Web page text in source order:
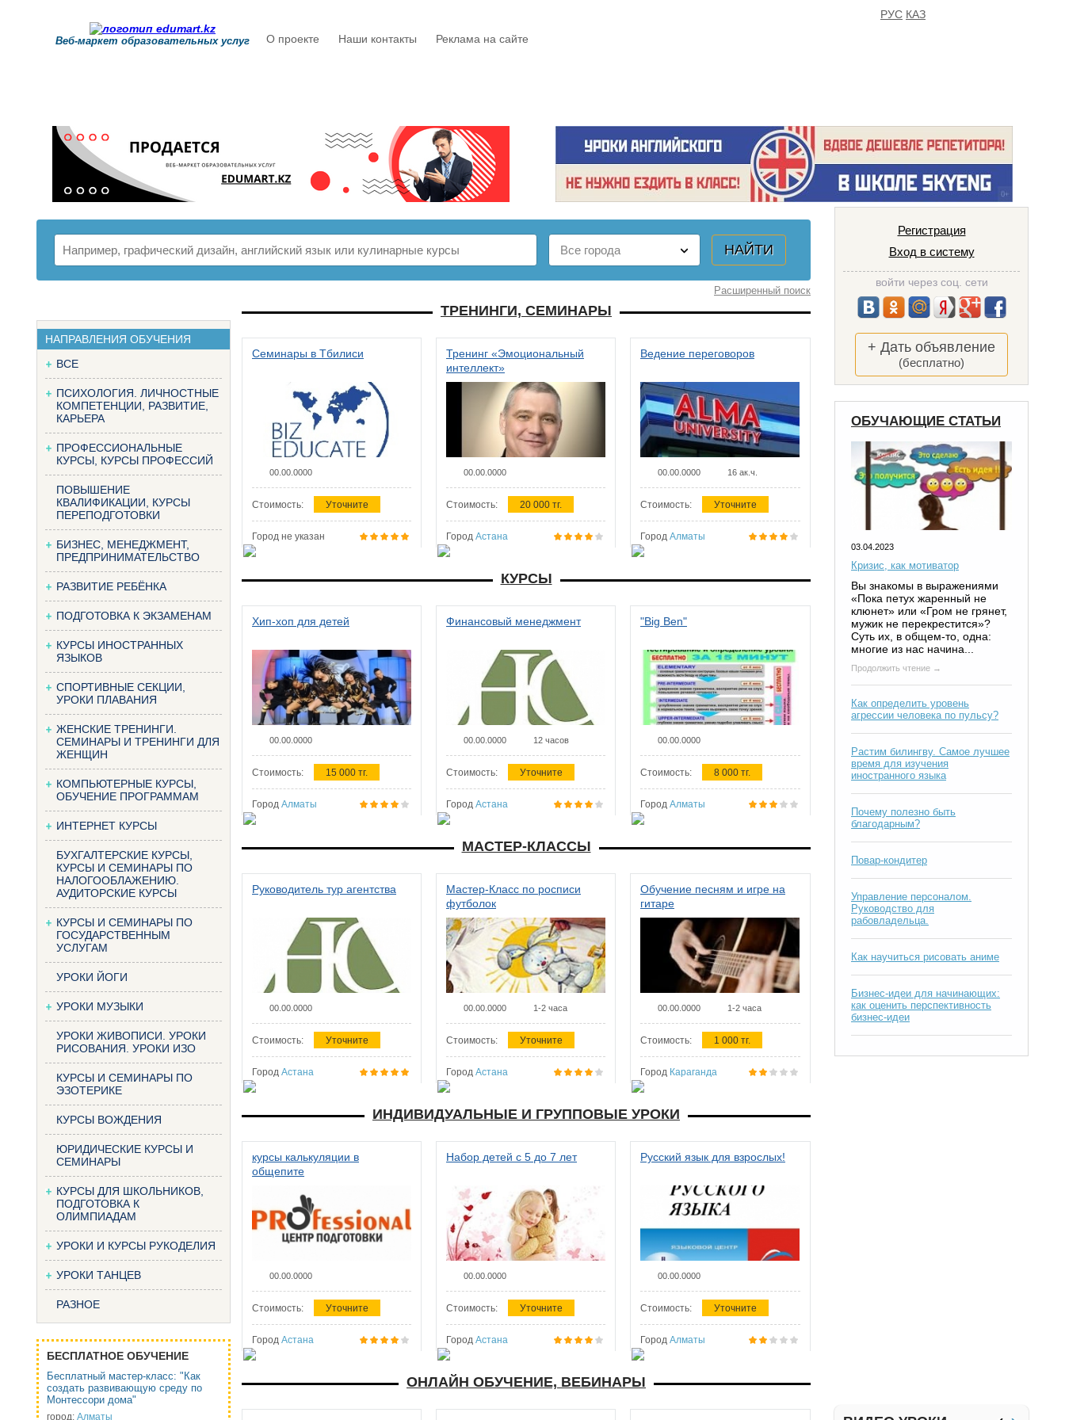
Веб-маркет образовательных услуг О проекте Наши контакты Реклама на сайте
РУС КАЗ
Расширенный поиск
НАПРАВЛЕНИЯ ОБУЧЕНИЯ
ВСЕ
ПСИХОЛОГИЯ. ЛИЧНОСТНЫЕ
КОМПЕТЕНЦИИ, РАЗВИТИЕ,
КАРЬЕРА
ПРОФЕССИОНАЛЬНЫЕ
КУРСЫ, КУРСЫ ПРОФЕССИЙ
ПОВЫШЕНИЕ
КВАЛИФИКАЦИИ, КУРСЫ
ПЕРЕПОДГОТОВКИ
БИЗНЕС, МЕНЕДЖМЕНТ,
ПРЕДПРИНИМАТЕЛЬСТВО
РАЗВИТИЕ РЕБЁНКА
ПОДГОТОВКА К ЭКЗАМЕНАМ
КУРСЫ ИНОСТРАННЫХ
ЯЗЫКОВ
СПОРТИВНЫЕ СЕКЦИИ,
УРОКИ ПЛАВАНИЯ
ЖЕНСКИЕ ТРЕНИНГИ.
СЕМИНАРЫ И ТРЕНИНГИ ДЛЯ
ЖЕНЩИН
КОМПЬЮТЕРНЫЕ КУРСЫ,
ОБУЧЕНИЕ ПРОГРАММАМ
ИНТЕРНЕТ КУРСЫ
БУХГАЛТЕРСКИЕ КУРСЫ,
КУРСЫ И СЕМИНАРЫ ПО
НАЛОГООБЛАЖЕНИЮ.
АУДИТОРСКИЕ КУРСЫ
КУРСЫ И СЕМИНАРЫ ПО
ГОСУДАРСТВЕННЫМ
УСЛУГАМ
УРОКИ ЙОГИ
УРОКИ МУЗЫКИ
УРОКИ ЖИВОПИСИ. УРОКИ
РИСОВАНИЯ. УРОКИ ИЗО
КУРСЫ И СЕМИНАРЫ ПО
ЭЗОТЕРИКЕ
КУРСЫ ВОЖДЕНИЯ
ЮРИДИЧЕСКИЕ КУРСЫ И
СЕМИНАРЫ
КУРСЫ ДЛЯ ШКОЛЬНИКОВ,
ПОДГОТОВКА К
ОЛИМПИАДАМ
УРОКИ И КУРСЫ РУКОДЕЛИЯ
УРОКИ ТАНЦЕВ
РАЗНОЕ
БЕСПЛАТНОЕ ОБУЧЕНИЕ
Бесплатный мастер-класс: "Как
создать развивающую среду по
Монтессори дома"
город: Алматы
ТРЕНИНГИ, СЕМИНАРЫ
Семинары в Тбилиси
00.00.0000
Стоимость: Уточните
Город не указан
Тренинг «Эмоциональный
интеллект»
00.00.0000
Стоимость: 20 000 тг.
Город Астана
Ведение переговоров
00.00.0000 16 ак.ч.
Стоимость: Уточните
Город Алматы
КУРСЫ
Хип-хоп для детей
00.00.0000
Стоимость: 15 000 тг.
Город Алматы
Финансовый менеджмент
00.00.0000 12 часов
Стоимость: Уточните
Город Астана
"Big Ben"
00.00.0000
Стоимость: 8 000 тг.
Город Алматы
МАСТЕР-КЛАССЫ
Руководитель тур агентства
00.00.0000
Стоимость: Уточните
Город Астана
Мастер-Класс по росписи
футболок
00.00.0000 1-2 часа
Стоимость: Уточните
Город Астана
Обучение песням и игре на
гитаре
00.00.0000 1-2 часа
Стоимость: 1 000 тг.
Город Караганда
ИНДИВИДУАЛЬНЫЕ И ГРУППОВЫЕ УРОКИ
курсы калькуляции в
общепите
00.00.0000
Стоимость: Уточните
Город Астана
Набор детей с 5 до 7 лет
00.00.0000
Стоимость: Уточните
Город Астана
Русский язык для взрослых!
00.00.0000
Стоимость: Уточните
Город Алматы
ОНЛАЙН ОБУЧЕНИЕ, ВЕБИНАРЫ
Регистрация
Вход в систему
войти через соц. сети
+ Дать объявление
(бесплатно)
ОБУЧАЮЩИЕ СТАТЬИ
03.04.2023
Кризис, как мотиватор
Вы знакомы в выражениями
«Пока петух жаренный не
клюнет» или «Гром не грянет,
мужик не перекрестится»?
Суть их, в общем-то, одна:
многие из нас начина...
Продолжить чтение →
Как определить уровень
агрессии человека по пульсу?
Растим билингву. Самое лучшее
время для изучения
иностранного языка
Почему полезно быть
благодарным?
Повар-кондитер
Управление персоналом.
Руководство для
рабовладельца.
Как научиться рисовать аниме
Бизнес-идеи для начинающих:
как оценить перспективность
бизнес-идеи